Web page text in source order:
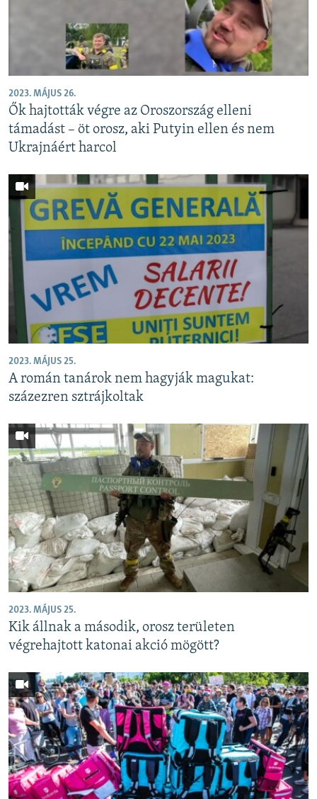
2023. MÁJUS 26.
Ők hajtották végre az Oroszország elleni
támadást – öt orosz, aki Putyin ellen és nem
Ukrajnáért harcol
2023. MÁJUS 25.
A román tanárok nem hagyják magukat:
százezren sztrájkoltak
2023. MÁJUS 25.
Kik állnak a második, orosz területen
végrehajtott katonai akció mögött?